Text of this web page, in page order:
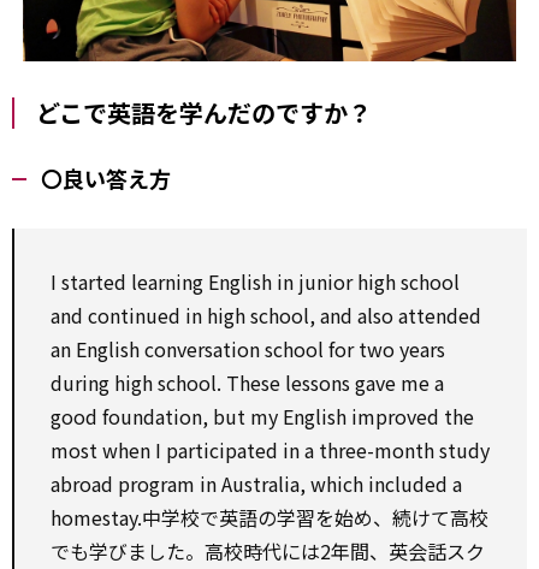
どこで英語を学んだのですか？
〇良い答え方
I started learning English in junior high school
and continued in high school, and alsoattended
an English conversation school fortwo years
during high school. These lessons gave me a
good foundation, but my English improved the
most when I participated in a three-monthstudy
abroad program in Australia,which included a
homestay.中学校で英語の学習を始め、続けて高校
でも学びました。高校時代には2年間、英会話スク